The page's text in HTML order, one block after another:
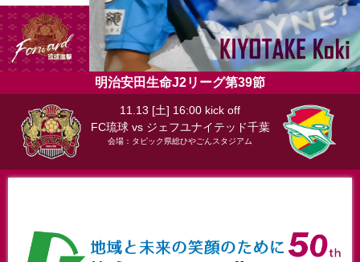
明治安田生命J2リーグ第39節
11.13 [土] 16:00 kick off
FC琉球 vs ジェフユナイテッド千葉
会場：タピック県総ひやごんスタジアム